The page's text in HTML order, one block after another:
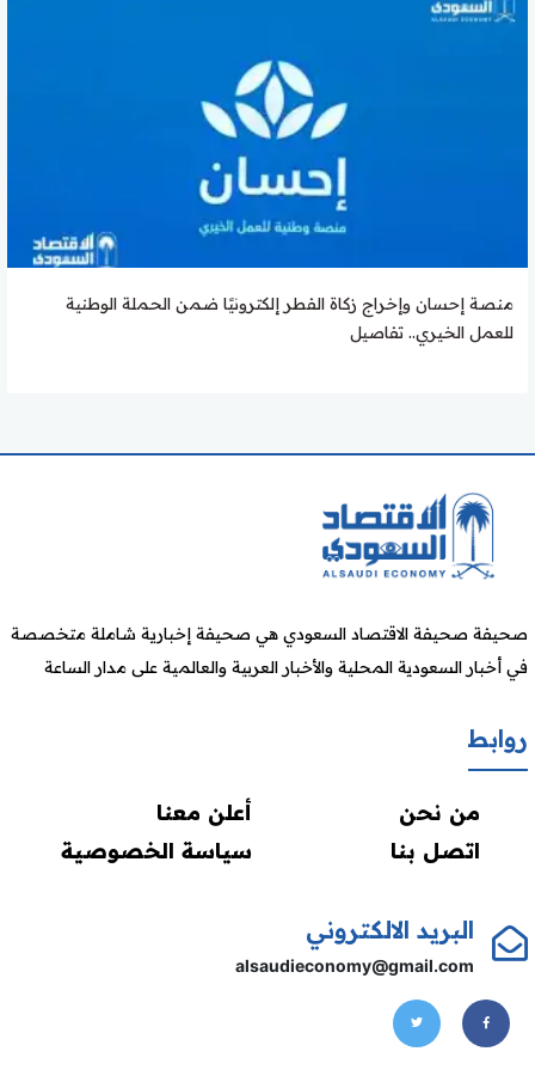
منصة إحسان وإخراج زكاة الفطر إلكترونيًا ضمن الحملة الوطنية
للعمل الخيري.. تفاصيل
صحيفة صحيفة الاقتصاد السعودي هي صحيفة إخبارية شاملة متخصصة
في أخبار السعودية المحلية والأخبار العربية والعالمية على مدار الساعة
روابط
من نحن
أعلن معنا
اتصل بنا
سياسة الخصوصية
البريد الالكتروني
alsaudieconomy@gmail.com